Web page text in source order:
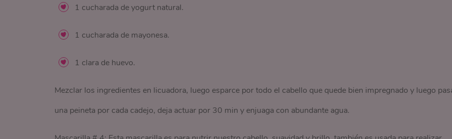
1 cucharada de yogurt natural.
1 cucharada de mayonesa.
1 clara de huevo.
Mezclar los ingredientes en licuadora, luego esparce por todo el cabello que quede bien impregnado y luego
una peineta por cada cadejo, deja actuar por 30 min y enjuaga con abundante agua.